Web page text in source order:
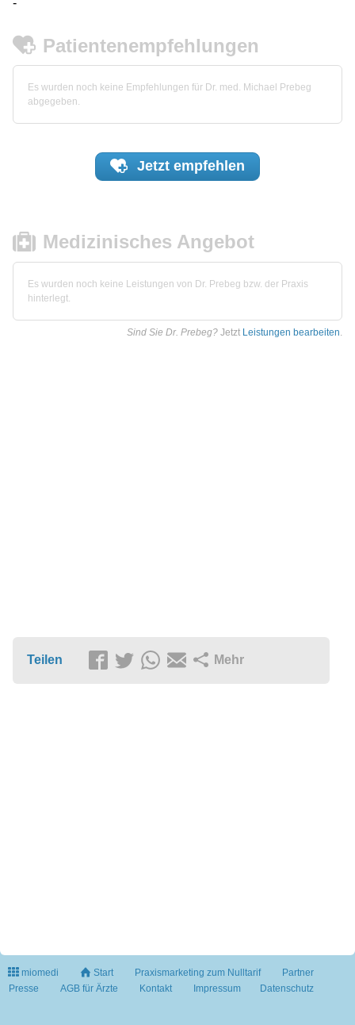
Patientenempfehlungen
Es wurden noch keine Empfehlungen für Dr. med. Michael Prebeg
abgegeben.
Jetzt empfehlen
Medizinisches Angebot
Es wurden noch keine Leistungen von Dr. Prebeg bzw. der Praxis
hinterlegt.
Sind Sie Dr. Prebeg? Jetzt Leistungen bearbeiten.
Teilen Mehr
miomedi Start Praxismarketing zum Nulltarif
Partner
Presse
AGB für Ärzte Kontakt Impressum Datenschutz